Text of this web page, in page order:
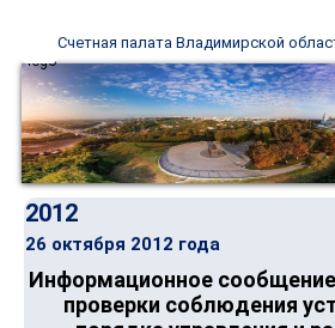
Счетная палата Владимирской
2012
26 октября 2012 года
Информационное
проверки соблюдения